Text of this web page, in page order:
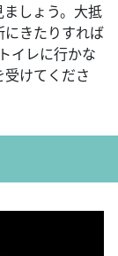
しょう。大抵
にきたりすれば
イレに行かな
けてくださ